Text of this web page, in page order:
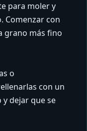
para moler y
Comenzar con
grano más fino
o
con un
dejar que se